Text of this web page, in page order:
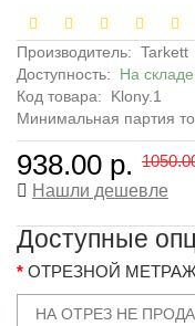
Производитель: Tarkett
Доступность: На складе
Код товара:
Klony.1
Минимальная партия
938.00 р.
Нашли дешевле
Доступные
ОТРЕЗНОЙ МЕТРАЖ
НА ОТРЕЗ НЕ